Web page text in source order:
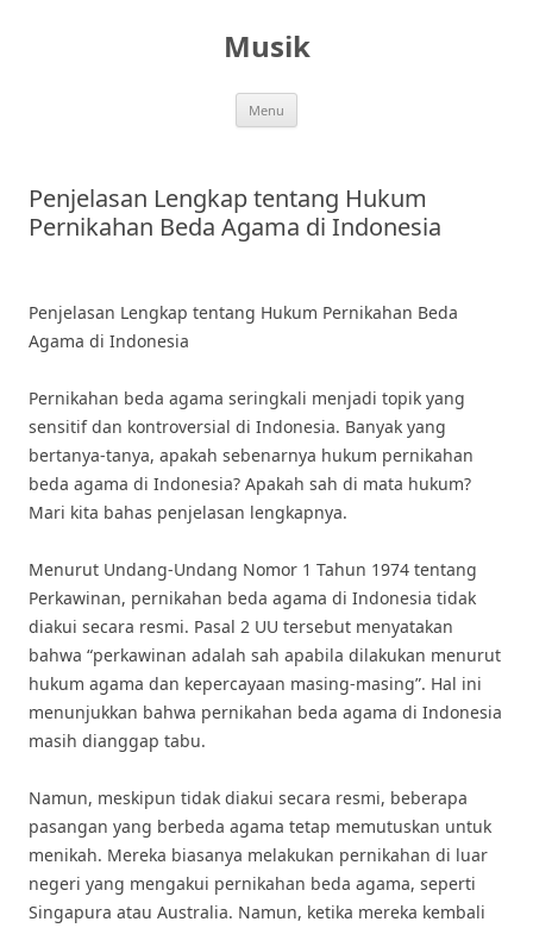
Musik
Menu
Penjelasan Lengkap tentang Hukum
Pernikahan Beda Agama di Indonesia
Penjelasan Lengkap tentang Hukum Pernikahan Beda
Agama di Indonesia
Pernikahan beda agama seringkali menjadi topik yang
sensitif dan kontroversial di Indonesia. Banyak yang
bertanya-tanya, apakah sebenarnya hukum pernikahan
beda agama di Indonesia? Apakah sah di mata hukum?
Mari kita bahas penjelasan lengkapnya.
Menurut Undang-Undang Nomor 1 Tahun 1974 tentang
Perkawinan, pernikahan beda agama di Indonesia tidak
diakui secara resmi. Pasal 2 UU tersebut menyatakan
bahwa “perkawinan adalah sah apabila dilakukan menurut
hukum agama dan kepercayaan masing-masing”. Hal ini
menunjukkan bahwa pernikahan beda agama di Indonesia
masih dianggap tabu.
Namun, meskipun tidak diakui secara resmi, beberapa
pasangan yang berbeda agama tetap memutuskan untuk
menikah. Mereka biasanya melakukan pernikahan di luar
negeri yang mengakui pernikahan beda agama, seperti
Singapura atau Australia. Namun, ketika mereka kembali